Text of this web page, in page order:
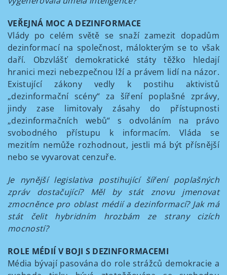
VEŘEJNÁ MOC A DEZINFORMACE
Vlády po celém světě se snaží zamezit dopadům
dezinformací na společnost, málokterým se to však
daří. Obzvlášť demokratické státy těžko hledají
hranici mezi nebezpečnou lží a právem lidí na názor.
Existující zákony vedly k postihu aktivistů
„dezinformační scény“ za šíření poplašné zprávy,
jindy zase limitovaly zásahy do přístupnosti
„dezinformačních webů“ s odvoláním na právo
svobodného přístupu k informacím. Vláda se
mezitím nemůže rozhodnout, jestli má být přísnější
nebo se vyvarovat cenzuře.
Je nynější legislativa postihující šíření poplašných
zpráv dostačující? Měl by stát znovu jmenovat
zmocněnce pro oblast médií a dezinformací? Jak má
stát čelit hybridním hrozbám ze strany cizích
mocností?
ROLE MÉDIÍ V BOJI S DEZINFORMACEMI
Média bývají pasována do role strážců demokracie a